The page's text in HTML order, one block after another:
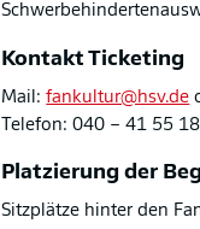
Kontakt Ticketing
Mail:fankultur@hsv.de
Telefon: 040 – 41 55
Platzierung der
Sitzplätze hinter den